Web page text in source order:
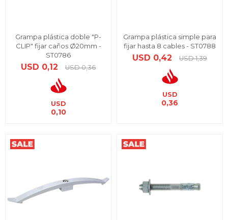
Grampa plástica doble "P-
CLIP" fijar caños Ø20mm -
ST0786
USD 0,12 USD 0,36
USD
0,10
Grampa plástica simple para
fijar hasta 8 cables - ST0788
USD 0,42 USD 1,39
USD
0,36